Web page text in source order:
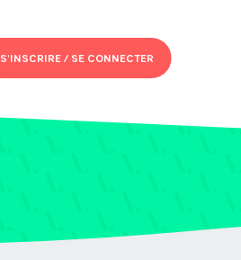
S'INSCRIRE /SE CONNECTER